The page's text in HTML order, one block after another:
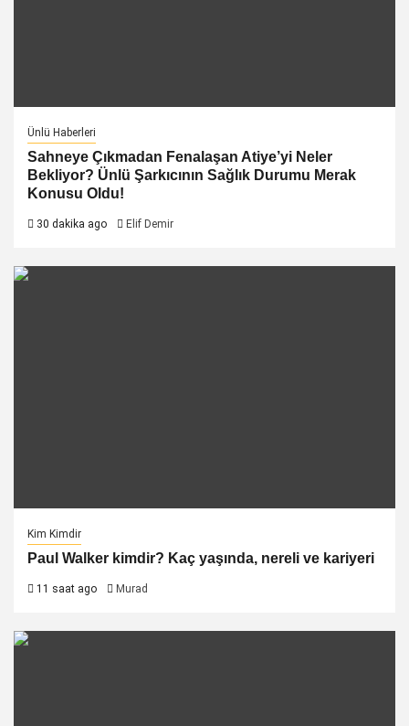
Ünlü Haberleri
Sahneye Çıkmadan Fenalaşan Atiye’yi Neler
Bekliyor? Ünlü Şarkıcının Sağlık Durumu Merak
Konusu Oldu!
30 dakika ago Elif Demir
Kim Kimdir
Paul Walker kimdir? Kaç yaşında, nereli ve kariyeri
11 saat ago Murad